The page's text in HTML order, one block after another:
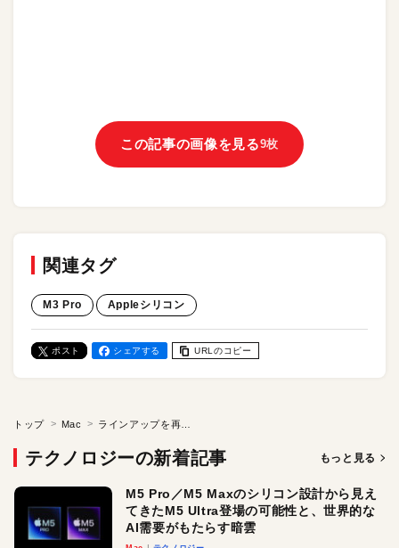
この記事の画像を見る9枚
関連タグ
M3 Pro Appleシリコン
ポスト シェアする URLのコピー
トップ Mac
テクノロジーの新着記事 もっと見る
M5 Pro／M5 Maxのシリコン設計から見え
てきたM5 Ultra登場の可能性と、世界的な
AI需要がもたらす暗雲